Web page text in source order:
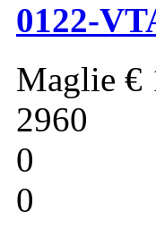
0122-
Maglie €
2960
0
0